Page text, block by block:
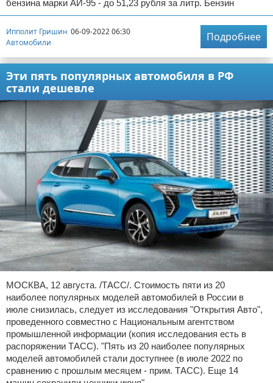
бензина марки АИ-95 - до 51,23 рубля за литр. Бензин
Ипполит Гришин 06-09-2022 06:30
Автомобили
Подробнее
Эти пять популярных автомобиля в РФ
стали дешевле
МОСКВА, 12 августа. /ТАСС/. Стоимость пяти из 20
наиболее популярных моделей автомобилей в России в
июле снизилась, следует из исследования "Открытия Авто",
проведенного совместно с Национальным агентством
промышленной информации (копия исследования есть в
распоряжении ТАСС). "Пять из 20 наиболее популярных
моделей автомобилей стали доступнее (в июле 2022 по
сравнению с прошлым месяцем - прим. ТАСС). Еще 14